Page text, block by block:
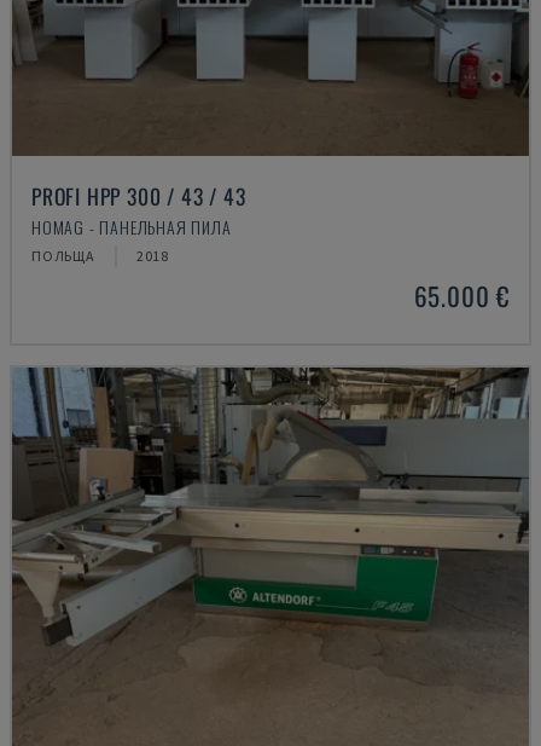
PROFI HPP 300 / 43 / 43
HOMAG - ПАНЕЛЬНАЯ ПИЛА
ПОЛЬЩА 2018
65.000 €